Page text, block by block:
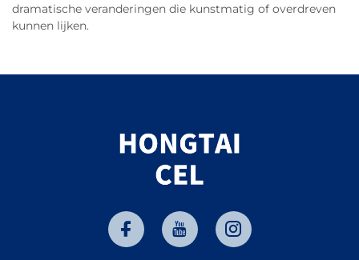
dramatische veranderingen die kunstmatig of overdreven
kunnen lijken.